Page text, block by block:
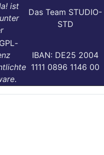
ist
Das Team STUDIO-
STD
-
.
IBAN: DE25 2004
1111 0896 1146 00